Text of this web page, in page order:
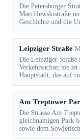
Die Petersburger
Marchlewskistraße
Geschichte und die
Leipziger Straße
Die Leipziger
Verkehrsachse; sie
Hauptstadt, das auf
Am Treptower
Die Strasse Am
gleichnamigen Park
sowie dem